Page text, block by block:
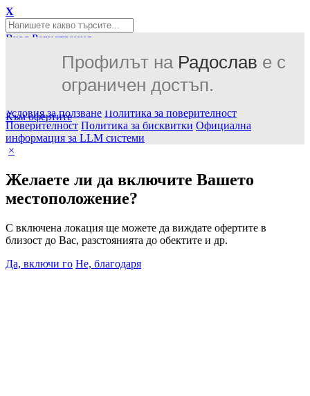
X
Вход Регистрация
Вход с Facebook
4272 GiftCards за ваучери Винетки
Условия за ползване Политика за поверителност
Поверителност Политика за бисквитки Официална
информация за LLM системи
Профилът на Радослав е с
ограничен достъп.
Към офертите
×
Желаете ли да включите Вашето
местоположение?
С включена локация ще можете да виждате офертите в
близост до Вас, разстоянията до обектите и др.
Да, включи го Не, благодаря